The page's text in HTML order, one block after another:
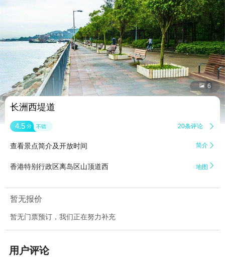
 6
长洲西堤道
4.5 分 不错 20条评论 
查看景点简介及开放时间 简介 
香港特别行政区离岛区山顶道西 地图 
暂无报价
暂无门票预订，我们正在努力补充
用户评论